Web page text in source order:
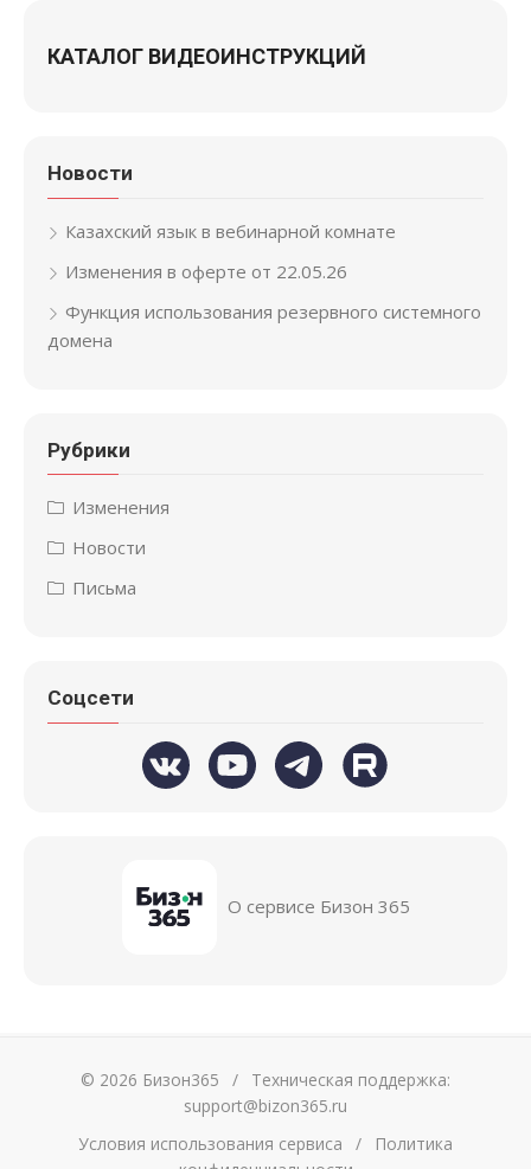
КАТАЛОГ ВИДЕОИНСТРУКЦИЙ
Новости
Казахский язык в вебинарной комнате
Изменения в оферте от 22.05.26
Функция использования резервного системного
домена
Рубрики
Изменения
Новости
Письма
Соцсети
О сервисе Бизон 365
© 2026 Бизон365 /
Техническая поддержка:
support@bizon365.ru
Условия использования сервиса
/
Политика